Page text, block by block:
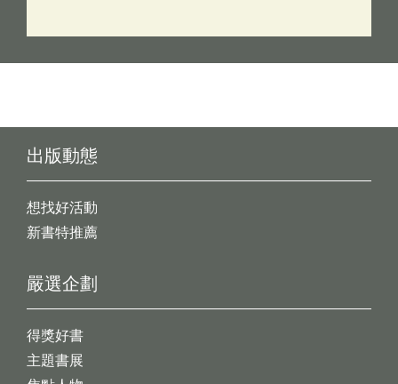
出版動態
想找好活動
新書特推薦
嚴選企劃
得獎好書
主題書展